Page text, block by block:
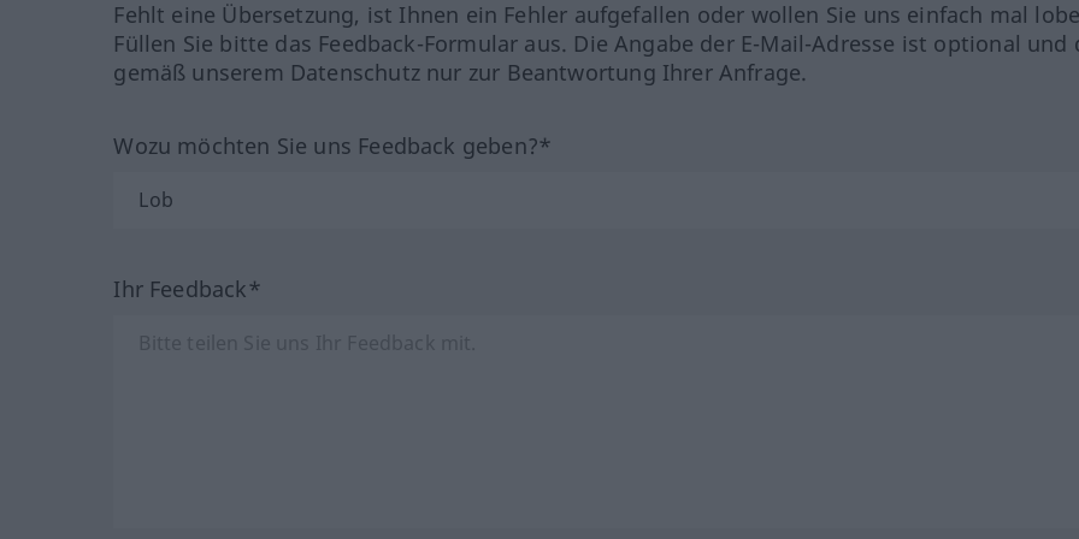
Fehlt eine Übersetzung, ist Ihnen ein Fehler aufgefallen oder wollen Sie uns einfach mal
Füllen Sie bitte das Feedback-Formular aus. Die Angabe der E-Mail-Adresse ist optional und
gemäß unserem Datenschutz nur zur Beantwortung Ihrer Anfrage.
Wozu möchten Sie uns Feedback geben?*
Ihr Feedback*